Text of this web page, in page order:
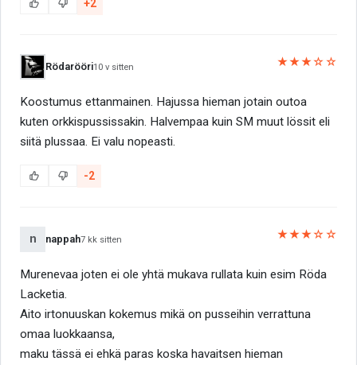
+2
Rödarööri10 v sitten ★★★☆☆
Koostumus ettanmainen. Hajussa hieman jotain outoa
kuten orkkispussissakin. Halvempaa kuin SM muut lössit eli
siitä plussaa. Ei valu nopeasti.
-2
n nappah7 kk sitten ★★★☆☆
Murenevaa joten ei ole yhtä mukava rullata kuin esim Röda
Lacketia.
Aito irtonuuskan kokemus mikä on pusseihin verrattuna
omaa luokkaansa,
maku tässä ei ehkä paras koska havaitsen hieman